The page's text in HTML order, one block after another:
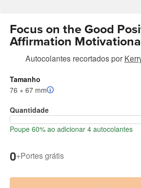
Focus on the Good
Affirmation
Autocolantes recortadospor
Tamanho
76 × 67 mm
Quantidade
Poupe 60% ao adicionar 4 autocolantes
0+Portes grátis